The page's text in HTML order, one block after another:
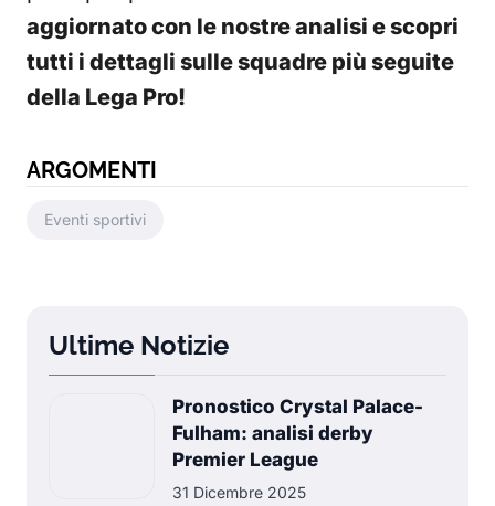
aggiornato con le nostre analisi e scopri
tutti i dettagli sulle squadre più seguite
della Lega Pro!
ARGOMENTI
Eventi sportivi
Ultime Notizie
Pronostico Crystal Palace-
Fulham: analisi derby
Premier League
31 Dicembre 2025